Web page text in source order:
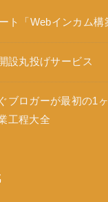
ト「Webインカム構
設丸投げサービス
ブロガーが最初の1
工程大全